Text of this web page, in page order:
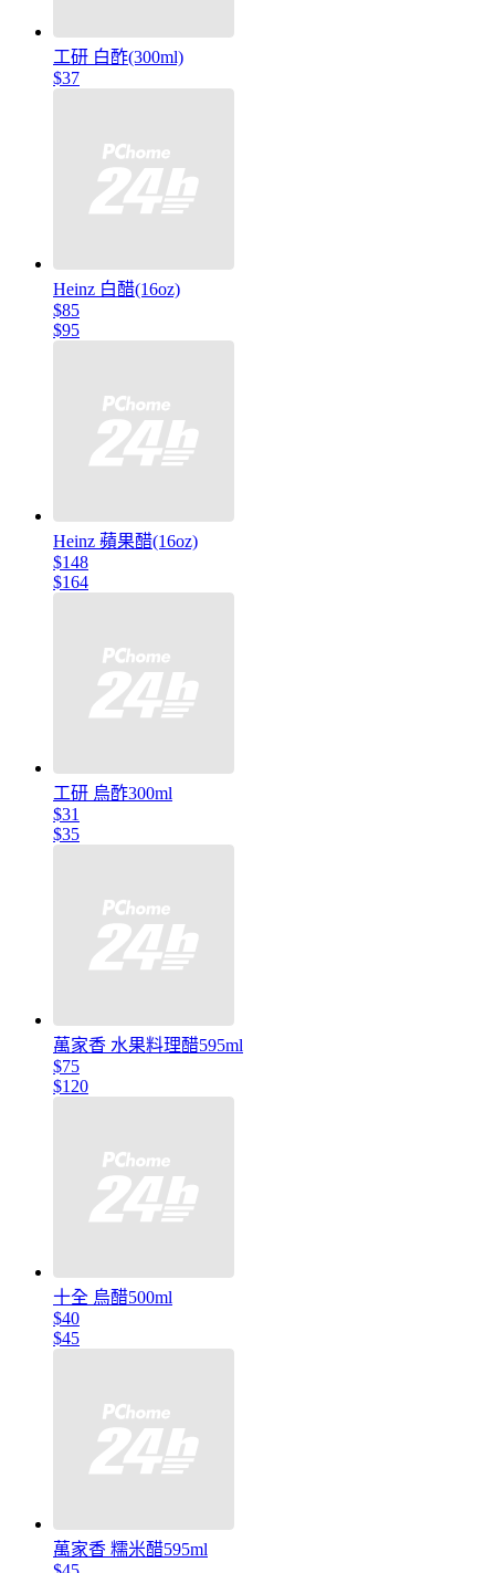
工研 白酢(300ml)
$37
Heinz 白醋(16oz)
$85
$95
Heinz 蘋果醋(16oz)
$148
$164
工研 烏酢300ml
$31
$35
萬家香 水果料理醋595ml
$75
$120
十全 烏醋500ml
$40
$45
萬家香 糯米醋595ml